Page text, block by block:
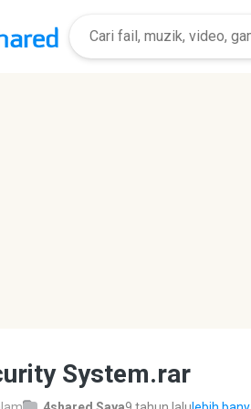
System.rar